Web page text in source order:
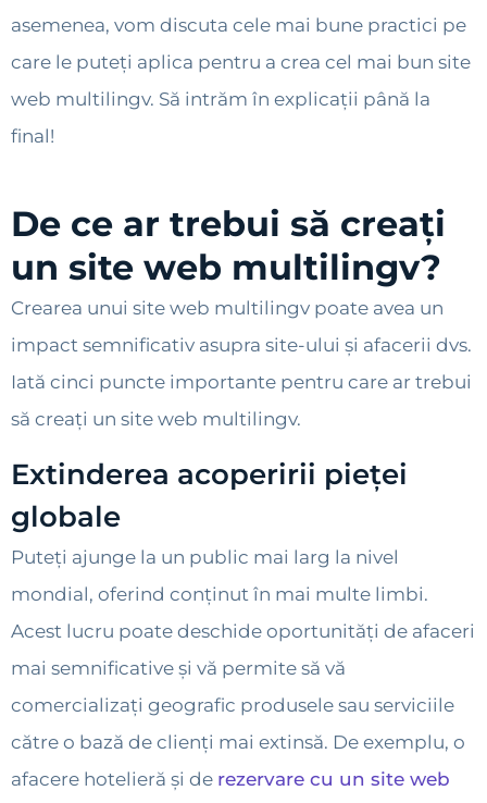
asemenea, vom discuta cele mai bune practici pe
care le puteți aplica pentru a crea cel mai bun site
web multilingv. Să intrăm în explicații până la
final!
De ce ar trebui să creați
un site web multilingv?
Crearea unui site web multilingv poate avea un
impact semnificativ asupra site-ului și afacerii dvs.
Iată cinci puncte importante pentru care ar trebui
să creați un site web multilingv.
Extinderea acoperirii pieței
globale
Puteți ajunge la un public mai larg la nivel
mondial, oferind conținut în mai multe limbi.
Acest lucru poate deschide oportunități de afaceri
mai semnificative și vă permite să vă
comercializați geografic produsele sau serviciile
către o bază de clienți mai extinsă. De exemplu, o
afacere hotelieră și de rezervare cu un site web